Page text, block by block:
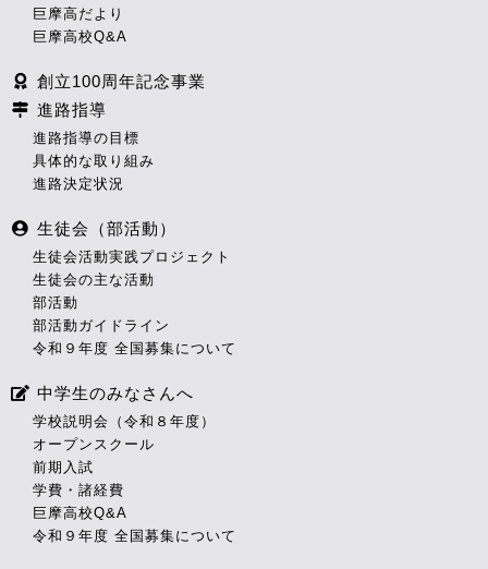
巨摩高だより
巨摩高校Q&A
創立100周年記念事業
進路指導
進路指導の目標
具体的な取り組み
進路決定状況
生徒会（部活動）
生徒会活動実践プロジェクト
生徒会の主な活動
部活動
部活動ガイドライン
令和９年度 全国募集について
中学生のみなさんへ
学校説明会（令和８年度）
オープンスクール
前期入試
学費・諸経費
巨摩高校Q&A
令和９年度 全国募集について